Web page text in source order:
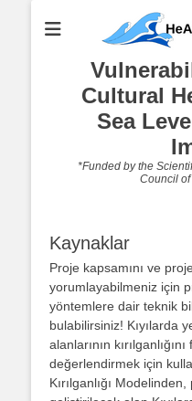
Cultural
Sea
*Funded by the
Council of
Kaynaklar
Proje kapsamını ve
yorumlayabilmeniz için
yöntemlere dair teknik
bulabilirsiniz! Kıyılarda
alanlarının
değerlendirmek için
Kırılganlığı